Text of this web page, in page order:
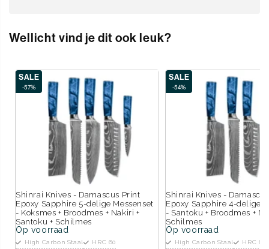
Wellicht vind je dit ook leuk?
SALE
-57%
Shinrai Knives - Damascus Print
Epoxy Sapphire 5-delige Messenset
- Koksmes + Broodmes + Nakiri +
Santoku + Schilmes
Op voorraad
High Carbon Staal
HRC 60
SALE
-54%
Shinrai Knives -
Epoxy Sapphire 4-delige
- Santoku + Broodmes +
Schilmes
Op voorraad
High Carbon Staal
HRC 60